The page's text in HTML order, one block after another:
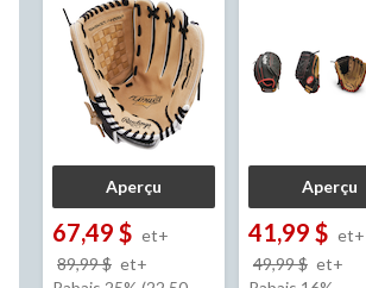
(13+), Camel/Black
Aperçu
67,49 $ et+
89,99 $ et+
Aperçu
41,99 $ et+
49,99 $ et+